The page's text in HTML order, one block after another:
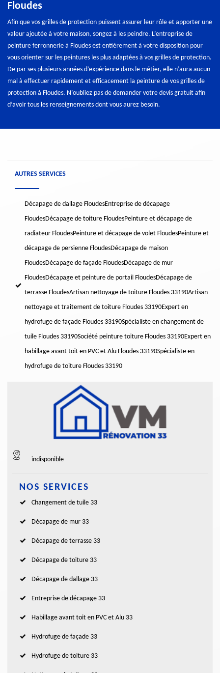
Floudes
Afin que vos grilles de protection puissent assurer leur rôle et apporter une
valeur ajoutée à votre maison, songez à les peindre. L’entreprise de
peinture ferronnerie à Floudes est entièrement à votre disposition pour
vous orienter sur les peintures les plus adaptées à vos grilles de protection.
De par ses plusieurs années d’expérience dans le métier, elle n’aura aucun
mal à effectuer rapidement et efficacement la peinture de vos grilles de
protection à Floudes. N’oubliez pas de demander votre devis gratuit afin
d’avoir tous les renseignements dont vous aurez besoin.
AUTRES SERVICES
Décapage de dallage FloudesEntreprise de décapage
FloudesDécapage de toiture FloudesPeinture et décapage de
radiateur FloudesPeinture et décapage de volet FloudesPeinture et
décapage de persienne FloudesDécapage de maison
FloudesDécapage de façade FloudesDécapage de mur
FloudesDécapage et peinture de portail FloudesDécapage de
terrasse FloudesArtisan nettoyage de toiture Floudes 33190Artisan
nettoyage et traitement de toiture Floudes 33190Expert en
hydrofuge de façade Floudes 33190Spécialiste en changement de
tuile Floudes 33190Société peinture toiture Floudes 33190Expert en
habillage avant toit en PVC et Alu Floudes 33190Spécialiste en
hydrofuge de toiture Floudes 33190
indisponible
NOS SERVICES
Changement de tuile 33
Décapage de mur 33
Décapage de terrasse 33
Décapage de toiture 33
Décapage de dallage 33
Entreprise de décapage 33
Habillage avant toit en PVC et Alu 33
Hydrofuge de façade 33
Hydrofuge de toiture 33